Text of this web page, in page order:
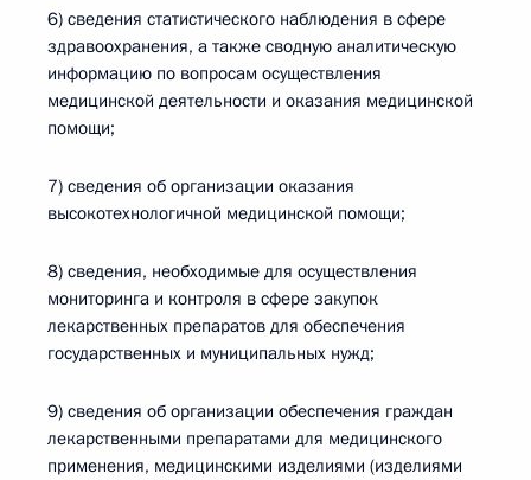
6) сведения статистического наблюдения в сфере
здравоохранения, а также сводную аналитическую
информацию по вопросам осуществления
медицинской деятельности и оказания медицинской
помощи;
7) сведения об организации оказания
высокотехнологичной медицинской помощи;
8) сведения, необходимые для осуществления
мониторинга и контроля в сфере закупок
лекарственных препаратов для обеспечения
государственных и муниципальных нужд;
9) сведения об организации обеспечения граждан
лекарственными препаратами для медицинского
применения, медицинскими изделиями (изделиями